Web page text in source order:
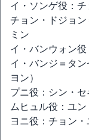
イ・ソンゲ役：チ
チョン・ドジョ
ミン
イ・バンウォン
イ・バンジ＝タ
ヨン）
プニ役：シン・セ
ムヒュル役：ユ
ヨニ役：チョン・